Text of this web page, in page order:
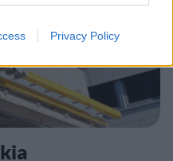
Privacy Policy